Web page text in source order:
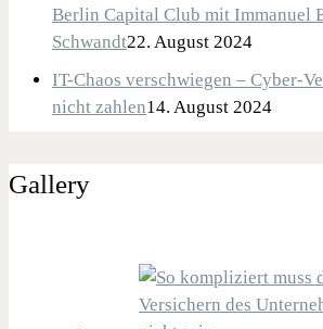
Berlin Capital Club mit Immanuel
Schwandt22. August 2024
IT-Chaos verschwiegen – Cyber-
nicht zahlen14. August 2024
Gallery